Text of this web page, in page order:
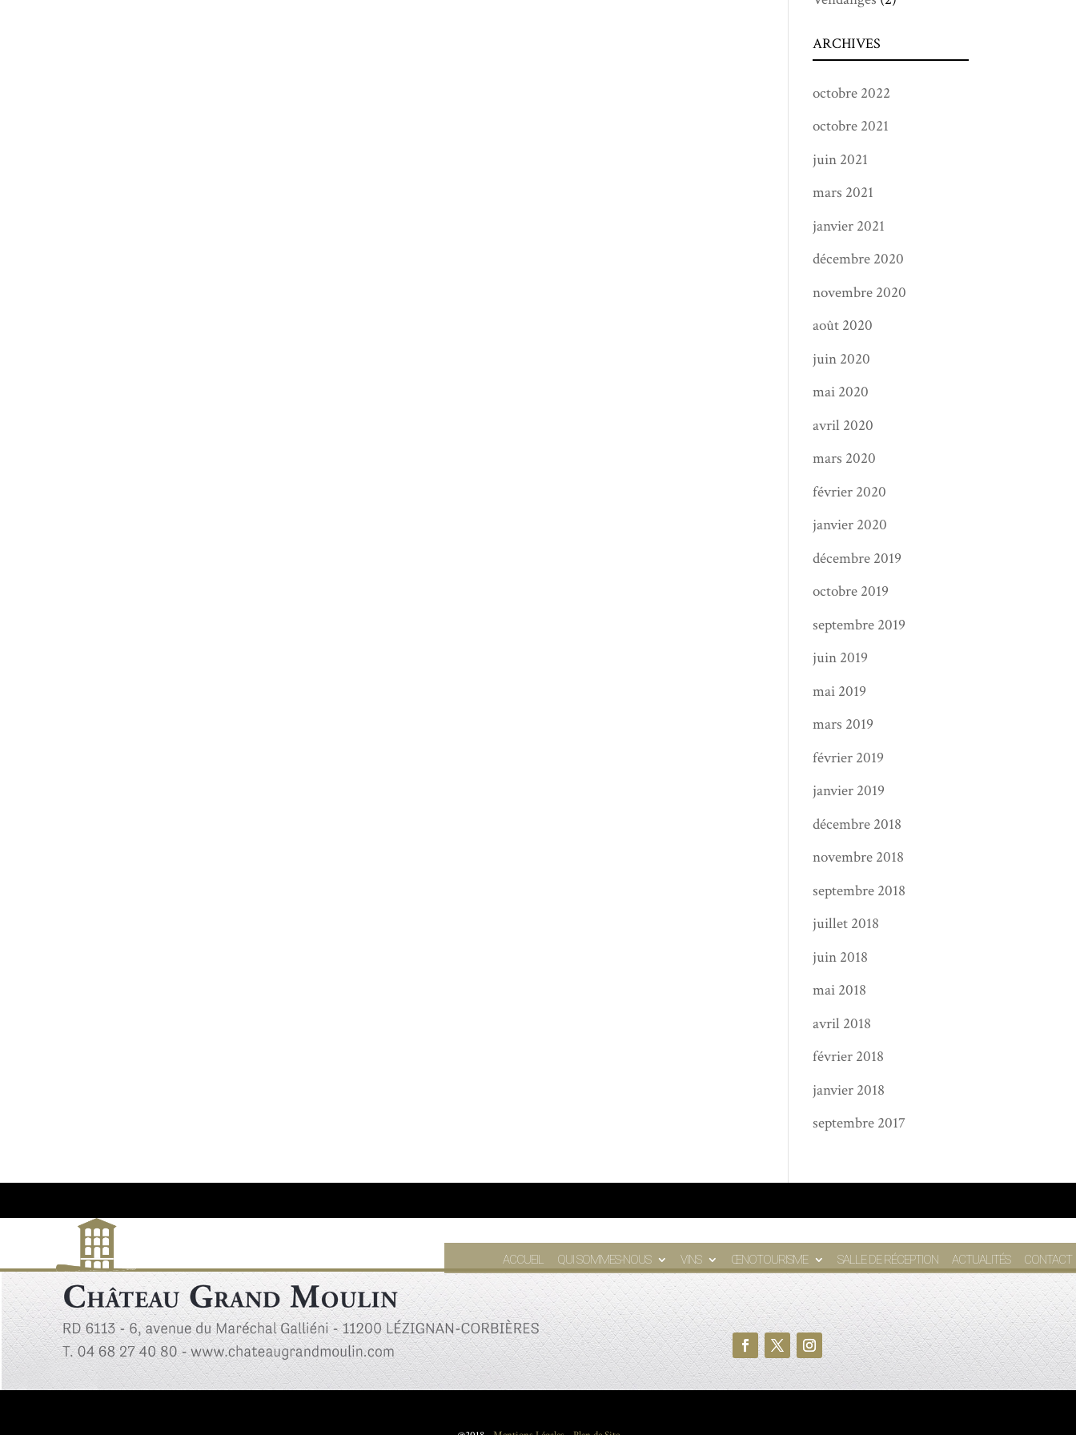
ARCHIVES
octobre 2022
octobre 2021
juin 2021
mars 2021
janvier 2021
décembre 2020
novembre 2020
août 2020
juin 2020
mai 2020
avril 2020
mars 2020
février 2020
janvier 2020
décembre 2019
octobre 2019
septembre 2019
juin 2019
mai 2019
mars 2019
février 2019
janvier 2019
décembre 2018
novembre 2018
septembre 2018
juillet 2018
juin 2018
mai 2018
avril 2018
février 2018
janvier 2018
septembre 2017
ACCUEIL QUI SOMMES-NOUS VINS ŒNOTOURISME SALLE DE RÉCEPTION ACTUALITÉS CONTACT